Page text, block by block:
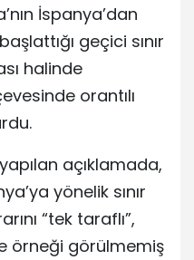
İspanya’dan
geçici sınır
halinde
orantılı
açıklamada,
yönelik sınır
“tek taraflı”,
örneği görülmemiş